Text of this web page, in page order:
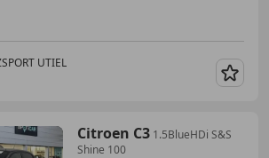
UTIEL
Citroen C3 1.5BlueHDi S&S
Shine 100